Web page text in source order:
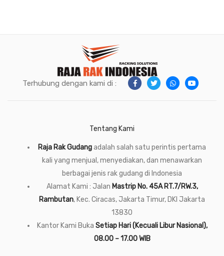
Terhubung dengan kami di :
Tentang Kami
Raja Rak Gudangadalah salah satu perintis pertama
kali yang menjual, menyediakan, dan menawarkan
berbagai jenis rak gudang di Indonesia
Alamat Kami : Jalan Mastrip No. 45A RT.7/RW.3,
Rambutan, Kec. Ciracas, Jakarta Timur, DKI Jakarta
13830
Kantor Kami Buka Setiap Hari (Kecuali Libur Nasional),
08.00 – 17.00 WIB